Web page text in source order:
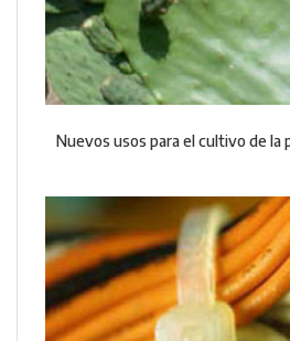
Nuevos usos para el cultivo de la